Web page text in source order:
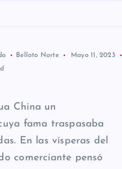
Belloto Norte
Mayo 11, 2023
China un
fama traspasaba
En las vísperas del
comerciante pensó